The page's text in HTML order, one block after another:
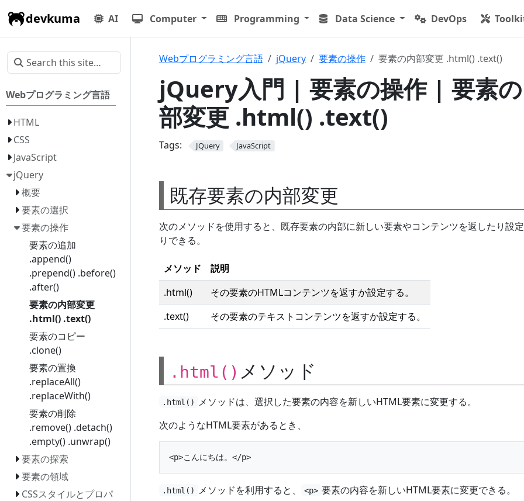
devkuma AI Computer Programming Data Science DevOps
Webプログラミング言語
HTML
CSS
JavaScript
jQuery
概要
要素の選択
要素の操作
要素の追加
.append()
.prepend() .before()
.after()
要素の内部変更
.html() .text()
要素のコピー
.clone()
要素の置換
.replaceAll()
.replaceWith()
要素の削除
.remove() .detach()
.empty() .unwrap()
要素の探索
要素の領域
CSSスタイルとプロパ
Webプログラミング言語 jQuery 要素の操作 要素の内部変更 .html() .text()
jQuery入門 | 要素の操作 | 要素
部変更 .html() .text()
Tags: JQuery JavaScript
既存要素の内部変更
次のメソッドを使用すると、既存要素の内部に新しい要素やコンテンツを返したり設
りできる。
メソッド
説明
.html()
その要素のHTMLコンテンツを返すか設定する。
.text()
その要素のテキストコンテンツを返すか設定する。
.html() メソッド
.html()
メソッドは、選択した要素の内容を新しいHTML要素に変更する。
次のようなHTML要素があるとき、
.html() メソッドを利用すると、 <p> 要素の内容を新しいHTML要素に変更できる。